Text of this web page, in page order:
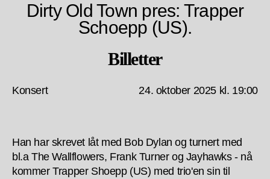
Dirty Old Town pres: Trapper
Schoepp (US).
Billetter
Konsert 24. oktober 2025 kl. 19:00
Han har skrevet låt med Bob Dylan og turnert med
bl.a The Wallflowers, Frank Turner og Jayhawks - nå
kommer Trapper Shoepp (US) med trio'en sin til